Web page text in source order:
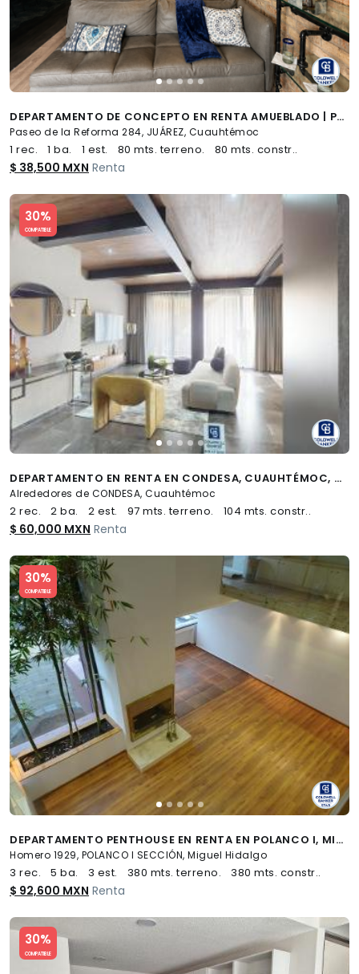
DEPARTAMENTO DE CONCEPTO EN RENTA AMUEBLADO | PASEO DE LA REFORMA CDMX
Paseo de la Reforma 284, JUÁREZ, Cuauhtémoc
1 rec. 1 ba. 1 est. 80 mts. terreno. 80 mts. constr..
$ 38,500 MXN Renta
30%
COMPATIBLE
Slide 1 of 5
DEPARTAMENTO EN RENTA EN CONDESA, CUAUHTÉMOC, CDMX
Alrededores de CONDESA, Cuauhtémoc
2 rec. 2 ba. 2 est. 97 mts. terreno. 104 mts. constr..
$ 60,000 MXN Renta
30%
COMPATIBLE
Slide 1 of 5
DEPARTAMENTO PENTHOUSE EN RENTA EN POLANCO I, MIGUEL HIDALGO, CDMX
Homero 1929, POLANCO I SECCIÓN, Miguel Hidalgo
3 rec. 5 ba. 3 est. 380 mts. terreno. 380 mts. constr..
$ 92,600 MXN Renta
30%
COMPATIBLE
Slide 1 of 5